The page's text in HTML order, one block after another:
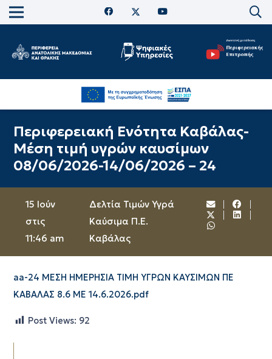
Περιφερειακή Ενότητα Καβάλας-
Μέση τιμή υγρών καυσίμων
08/06/2026-14/06/2026 – 24
15 Ιούν
στις
11:46 am
Δελτία Τιμών Υγρά
Καύσιμα Π.Ε.
Καβάλας
aa-24 ΜΕΣΗ ΗΜΕΡΗΣΙΑ ΤΙΜΗ ΥΓΡΩΝ ΚΑΥΣΙΜΩΝ ΠΕ
ΚΑΒΑΛΑΣ 8.6 ΜΕ 14.6.2026.pdf
Post Views: 92